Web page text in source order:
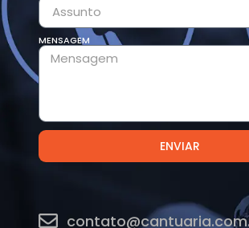
MENSAGEM
ENVIAR